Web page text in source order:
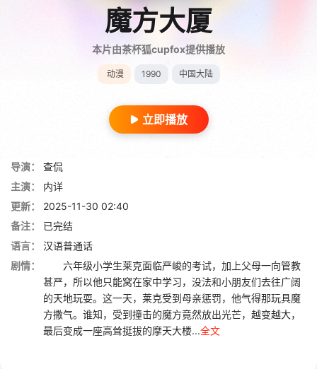
魔方大厦
本片由茶杯狐cupfox提供播放
动漫 1990 中国大陆
立即播放
导演：
查侃
主演：
内详
更新：
2025-11-30 02:40
备注：
已完结
语言：
汉语普通话
剧情：
六年级小学生莱克面临严峻的考试，加上父母一向管教
甚严，所以他只能窝在家中学习，没法和小朋友们去往广阔
的天地玩耍。这一天，莱克受到母亲惩罚，他气得那玩具魔
方撒气。谁知，受到撞击的魔方竟然放出光芒，越变越大，
最后变成一座高耸挺拔的摩天大楼...全文